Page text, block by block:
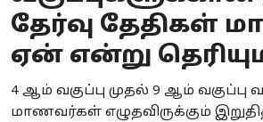
Business
Crime
Tamilnadu
தேர்வு தேதிகள்
ஏன் என்று
4 ஆம் வகுப்பு முதல் 9 ஆம் வகுப்பு
மாணவர்கள் எழுதவிருக்கும்